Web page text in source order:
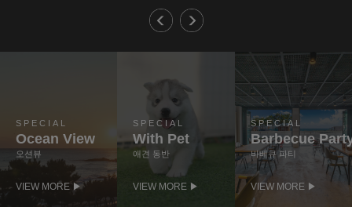
SPECIAL
Ocean View
오션뷰
VIEW MORE ▶
SPECIAL
With Pet
애견 동반
VIEW MORE ▶
SPECIAL
Barbecue
바베큐 파티
VIEW MORE ▶